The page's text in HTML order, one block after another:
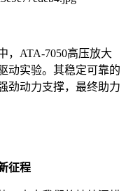
ATA-7050高压放大
动实验。其稳定可靠的
劲动力支撑，最终助力
征程